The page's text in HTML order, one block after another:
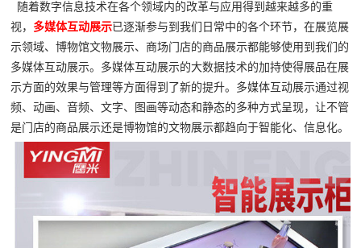
随着数字信息技术在各个领域内的改革与应用得到越来越多的重
视， 多媒体互动展示已逐渐参与到我们日常中的各个环节，在展览展
示领域、博物馆文物展示、商场门店的商品展示都能够使用到我们的
多媒体互动展示。多媒体互动展示的大数据技术的加持使得展品在展
示方面的效果与管理等方面得到了新的提升。多媒体互动展示通过视
频、动画、音频、文字、图画等动态和静态的多种方式呈现，让不管
是门店的商品展示还是博物馆的文物展示都趋向于智能化、信息化。